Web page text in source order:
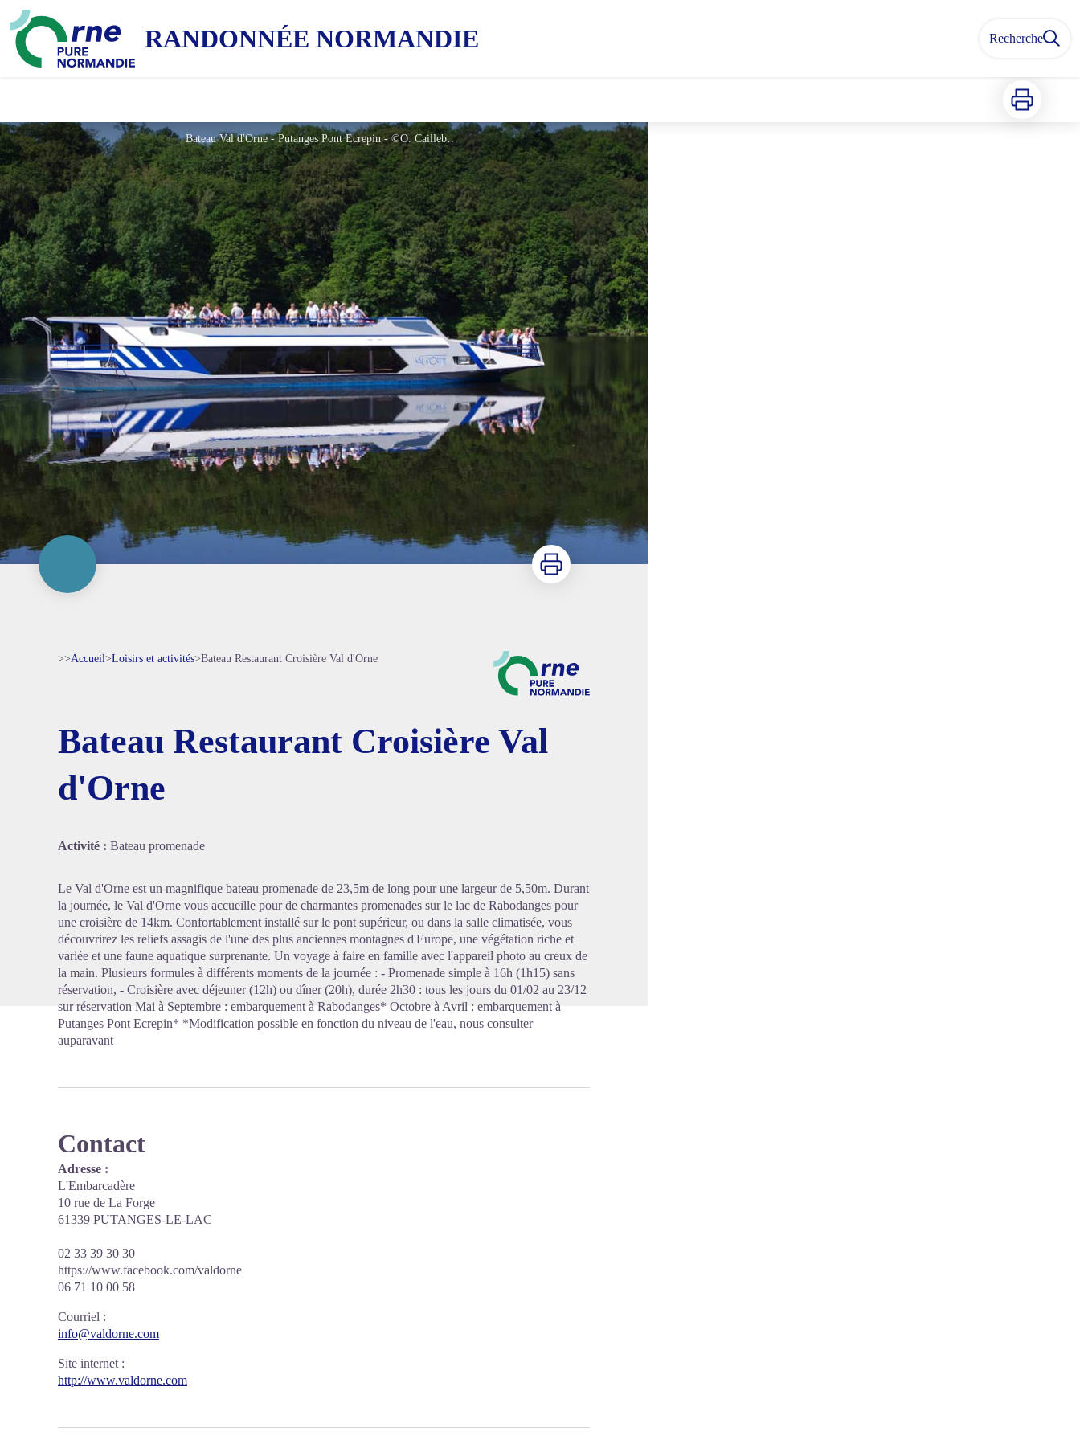
RANDONNÉE NORMANDIE Recherche
Imprimer
Bateau Val d'Orne - Putanges Pont Ecrepin - ©O. Caillebotte
Imprimer
>>Accueil>Loisirs et activités>Bateau Restaurant Croisière Val d'Orne
Bateau Restaurant Croisière Val
d'Orne
Activité : Bateau promenade
Le Val d'Orne est un magnifique bateau promenade de 23,5m de long pour une largeur de 5,50m. Durant
la journée, le Val d'Orne vous accueille pour de charmantes promenades sur le lac de Rabodanges pour
une croisière de 14km. Confortablement installé sur le pont supérieur, ou dans la salle climatisée, vous
découvrirez les reliefs assagis de l'une des plus anciennes montagnes d'Europe, une végétation riche et
variée et une faune aquatique surprenante. Un voyage à faire en famille avec l'appareil photo au creux de
la main. Plusieurs formules à différents moments de la journée : - Promenade simple à 16h (1h15) sans
réservation, - Croisière avec déjeuner (12h) ou dîner (20h), durée 2h30 : tous les jours du 01/02 au 23/12
sur réservation Mai à Septembre : embarquement à Rabodanges* Octobre à Avril : embarquement à
Putanges Pont Ecrepin* *Modification possible en fonction du niveau de l'eau, nous consulter
auparavant
Contact
Adresse :
L'Embarcadère
10 rue de La Forge
61339 PUTANGES-LE-LAC
02 33 39 30 30
https://www.facebook.com/valdorne
06 71 10 00 58
Courriel :
info@valdorne.com
Site internet :
http://www.valdorne.com